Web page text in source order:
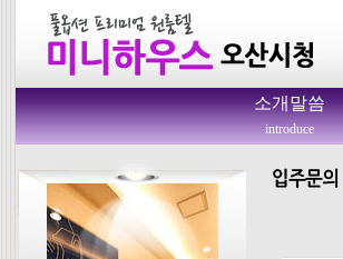
소개말씀
introduce